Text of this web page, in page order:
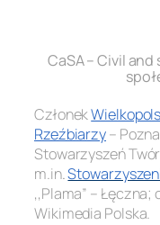
CaSA – Civil
Członek
Rzeźbiarzy–
Stowarzyszeń
m.in.
,,Plama” –
Wikimedia Polska.